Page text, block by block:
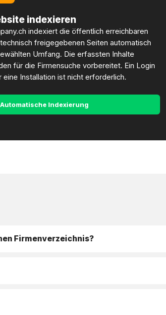
indexieren
indexiert die öffentlich erreichbaren
freigegebenen Seiten automatisch
Umfang. Die erfassten Inhalte
für die Firmensuche vorbereitet. Ein Login
eine Installation ist nicht erforderlich.
Automatische Indexierung
Firmenverzeichnis?